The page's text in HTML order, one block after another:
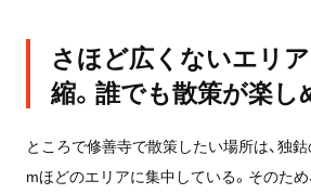
さほど広くないエリ
縮。誰でも散策が楽し
ところで修善寺で散策したい場所は、独
mほどのエリアに集中している。そのた